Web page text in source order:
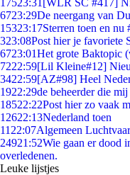
17523:31 [WLR SC #417]
6723:29De neergang van
15323:17Sterren toen en nu
323:08Post hier je favoriete
6723:01Het grote Baktopic
7222:59[Lil Kleine#12]
3422:59[AZ#98] Heel
1922:29de beheerder die
18522:22Post hier zo vaak
12622:13Nederland toen
11 22:07Algemeen
24921:52Wie gaan er dood
overledenen.
Leuke lijstjes